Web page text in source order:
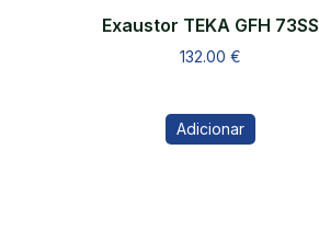
Exaustor TEKA GFH 73SS
132.00 €
Adicionar